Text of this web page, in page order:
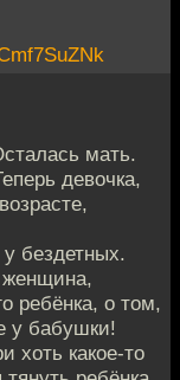
мать.
девочка,
бездетных.
ребёнка, о том,
у бабушки!
хоть какое-то